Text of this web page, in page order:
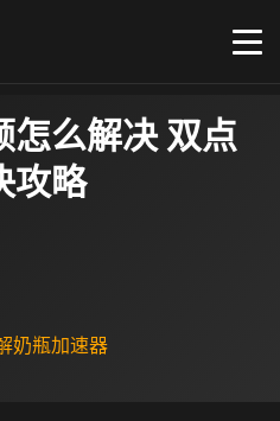
怎么解决 双点
攻略
奶瓶加速器